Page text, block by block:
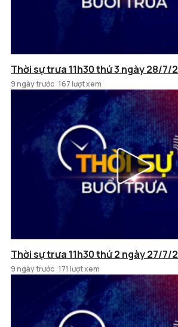
Thời sự trưa 11h30 thứ 3 ngày 28/7/
9 ngày trước 167 lượt xem
Thời sự trưa 11h30 thứ 2 ngày 27/7/
9 ngày trước 171 lượt xem